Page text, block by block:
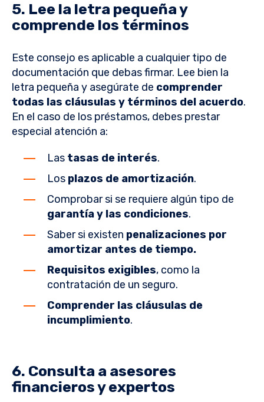
5. Lee la letra pequeña y
comprende los términos
Este consejo es aplicable a cualquier tipo de
documentación que debas firmar. Lee bien la
letra pequeña y asegúrate de comprender
todas las cláusulas y términos del acuerdo.
En el caso de los préstamos, debes prestar
especial atención a:
Las tasas de interés.
Los plazos de amortización.
Comprobar si se requiere algún tipo de
garantía y las condiciones.
Saber si existen penalizaciones por
amortizar antes de tiempo.
Requisitos exigibles, como la
contratación de un seguro.
Comprender las cláusulas de
incumplimiento.
6. Consulta a asesores
financieros y expertos